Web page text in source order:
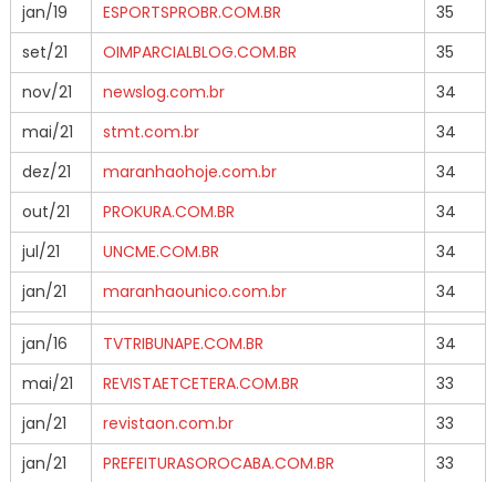
jan/19
ESPORTSPROBR.COM.BR
35
set/21
OIMPARCIALBLOG.COM.BR
35
nov/21
newslog.com.br
34
mai/21
stmt.com.br
34
dez/21
maranhaohoje.com.br
34
out/21
PROKURA.COM.BR
34
jul/21
UNCME.COM.BR
34
jan/21
maranhaounico.com.br 34
jan/16 TVTRIBUNAPE.COM.BR
34
mai/21
REVISTAETCETERA.COM.BR
33
jan/21
revistaon.com.br
33
jan/21
PREFEITURASOROCABA.COM.BR 33